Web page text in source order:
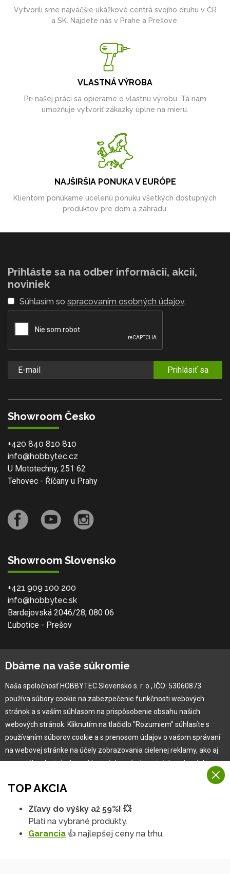
Vytvorili sme najväčšie ukážkové centrá svojho druhu v ČR
a SK. Nájdete nás v Prahe a Prešove.
VLASTNÁ VÝROBA
Pri našej práci sa opierame o vlastnú výrobu. Tá nám
umožňuje vytvoriť zákazky úplne na mieru.
NAJŠIRŠIA PONUKA V EURÓPE
Klientom ponúkame ucelenú ponuku všetkých dostupných
produktov pre dom a záhradu.
Prihláste sa na odber informácií, akcií,
noviniek
Súhlasím so spracovaním osobných údajov.
Prihlásiť sa
Showroom Česko
+420 840 810 810
info@hobbytec.cz
U Mototechny, 251 62
Tehovec - Říčany u Prahy
Showroom Slovensko
+421 909 100 200
info@hobbytec.sk
Bardejovská 2046/28, 080 06
Ľubotice - Prešov
Ochranná známka
Vlastná výroba
Náš Hobbytec tím
Kontaktné údaje
Naša história
Kariéra
Garancia najlepšej ceny
Užívateľský manuál
Obchodné podmienky
TOP AKCIA
Zľavy do výšky až 59%! 💥
Platí na vybrané produkty.
Garancia 👍 najlepšej ceny na trhu.
Dbáme na vaše súkromie
Naša spoločnosť HOBBYTEC Slovensko s. r. o., IČO: 53060873
používa súbory cookie na zabezpečenie funkčnosti webových
stránok a s vaším súhlasom na prispôsobenie obsahu našich
webových stránok. Kliknutím na tlačidlo "Rozumiem" súhlasíte s
používaním súborov cookie a s prenosom údajov o vašom správaní
na webovej stránke na účely zobrazovania cielenej reklamy, ako aj
na sociálnych sieťach a reklamných sieťach na iných webových
Viac informácií
Na našich webových stránkach používame niekoľko kategórií
Rozumiem